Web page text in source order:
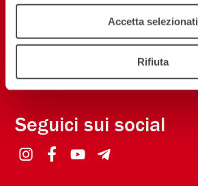
Accetta selezionati
Rifiuta
ISCRIVITI ALLA NEWSLETTER
Seguici sui social